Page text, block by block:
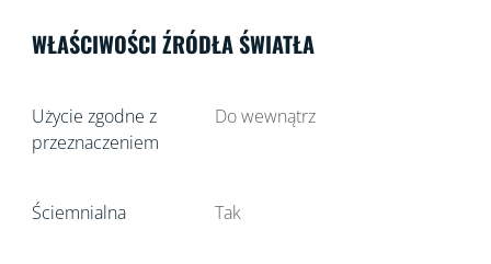
WŁAŚCIWOŚCI ŹRÓDŁA ŚWIATŁA
Użycie zgodne z
przeznaczeniem
Do wewnątrz
Ściemnialna Tak